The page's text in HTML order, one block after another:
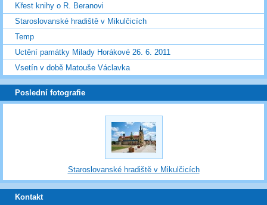
Křest knihy o R. Beranovi
Staroslovanské hradiště v Mikulčicích
Temp
Uctění památky Milady Horákové 26. 6. 2011
Vsetín v době Matouše Václavka
Poslední fotografie
Staroslovanské hradiště v Mikulčicích
Kontakt